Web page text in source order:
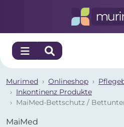
Murimed Onlineshop
Inkontinenz Produkte
MaiMed-Bettschutz /
MaiMed